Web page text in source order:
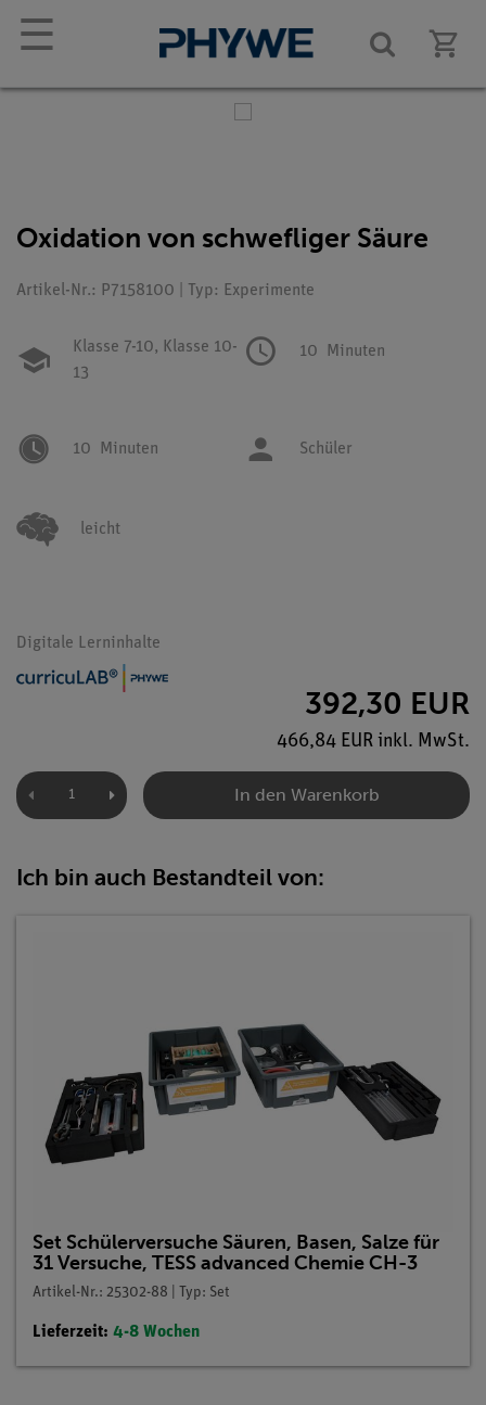
☰
Oxidation von schwefliger Säure
Artikel-Nr.: P7158100 | Typ: Experimente
Klasse 7-10, Klasse 10-
13
10 Minuten
10 Minuten Schüler
leicht
Digitale Lerninhalte
392,30 EUR
466,84 EUR inkl. MwSt.
In den Warenkorb
Ich bin auch Bestandteil von:
Set Schülerversuche Säuren, Basen, Salze für
31 Versuche, TESS advanced Chemie CH-3
Artikel-Nr.: 25302-88 | Typ: Set
Lieferzeit: 4-8 Wochen